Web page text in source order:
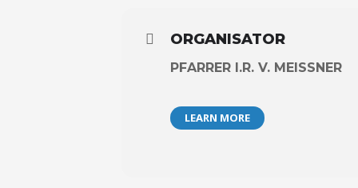
ORGANISATOR
PFARRER I.R. V. MEISSNER
LEARN MORE